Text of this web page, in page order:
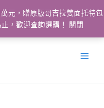
元，贈原版哥吉拉雙面托特包
，歡迎查詢選購！
關閉